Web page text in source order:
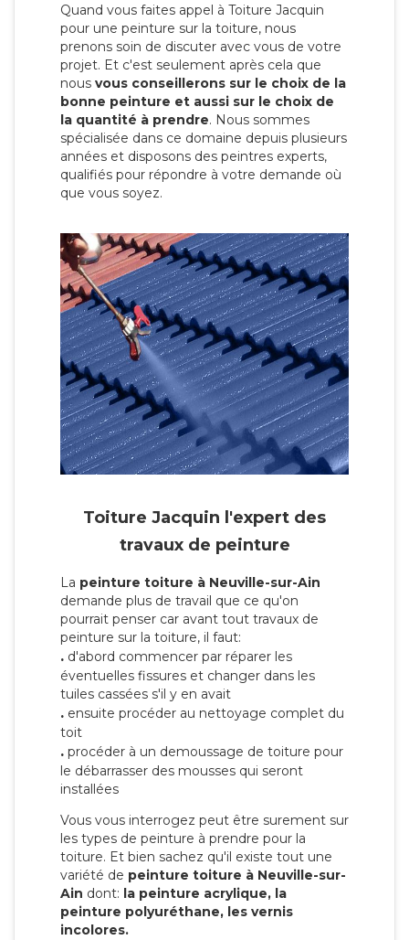
Quand vous faites appel à Toiture Jacquin
pour une peinture sur la toiture, nous
prenons soin de discuter avec vous de votre
projet. Et c'est seulement après cela que
nous vous conseillerons sur le choix de la
bonne peinture et aussi sur le choix de
la quantité à prendre. Nous sommes
spécialisée dans ce domaine depuis plusieurs
années et disposons des peintres experts,
qualifiés pour répondre à votre demande où
que vous soyez.
Toiture Jacquin l'expert des
travaux de peinture
La peinture toiture à Neuville-sur-Ain
demande plus de travail que ce qu'on
pourrait penser car avant tout travaux de
peinture sur la toiture, il faut:
. d'abord commencer par réparer les
éventuelles fissures et changer dans les
tuiles cassées s'il y en avait
. ensuite procéder au nettoyage complet du
toit
. procéder à un demoussage de toiture pour
le débarrasser des mousses qui seront
installées
Vous vous interrogez peut être surement sur
les types de peinture à prendre pour la
toiture. Et bien sachez qu'il existe tout une
variété de peinture toiture à Neuville-sur-
Ain dont: la peinture acrylique, la
peinture polyuréthane, les vernis
incolores.